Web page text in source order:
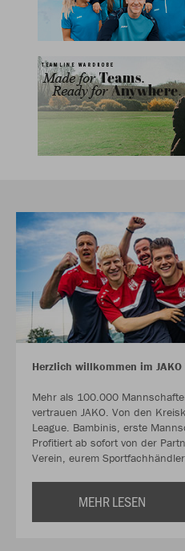
Herzlich willkommen im JAKO
Mehr als 100.000
vertrauen JAKO. Von den
League. Bambinis, erste
Profitiert ab sofort von der
Verein, eurem
MEHR LESEN